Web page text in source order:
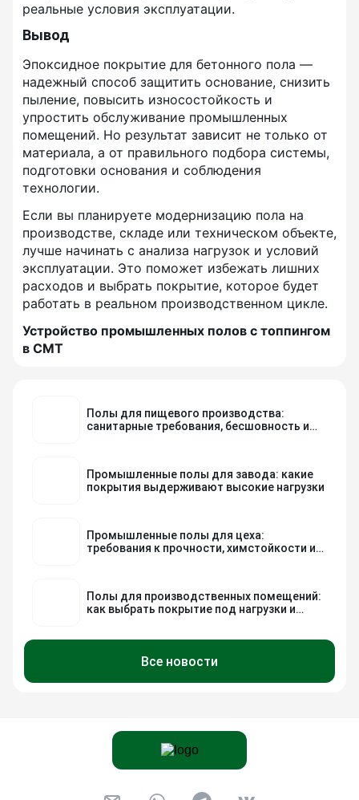
реальные условия эксплуатации.
Вывод
Эпоксидное покрытие для бетонного пола —
надежный способ защитить основание, снизить
пыление, повысить износостойкость и
упростить обслуживание промышленных
помещений. Но результат зависит не только от
материала, а от правильного подбора системы,
подготовки основания и соблюдения
технологии.
Если вы планируете модернизацию пола на
производстве, складе или техническом объекте,
лучше начинать с анализа нагрузок и условий
эксплуатации. Это поможет избежать лишних
расходов и выбрать покрытие, которое будет
работать в реальном производственном цикле.
Устройство промышленных полов с топпингом
в СМТ
Полы для пищевого производства:
санитарные требования, бесшовность и
Промышленные полы для завода: какие
покрытия выдерживают высокие нагрузки
Промышленные полы для цеха:
требования к прочности, химстойкости и
Полы для производственных помещений:
как выбрать покрытие под нагрузки и
Все новости